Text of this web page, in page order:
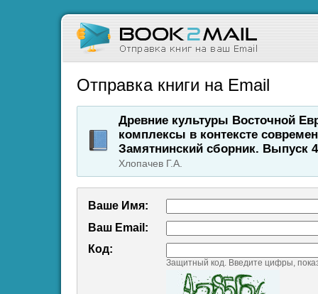
Отправка книги на Email
Древние культуры Восточной
комплексы в контексте
Замятнинский сборник. Выпуск 4
Хлопачев Г.А.
Ваше Имя:
Ваш Emаil:
Код:
Защитный код. Введите цифры,